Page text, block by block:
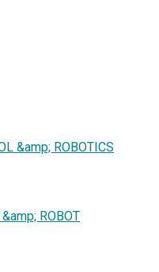
&amp; ROBOTICS
ROBOT